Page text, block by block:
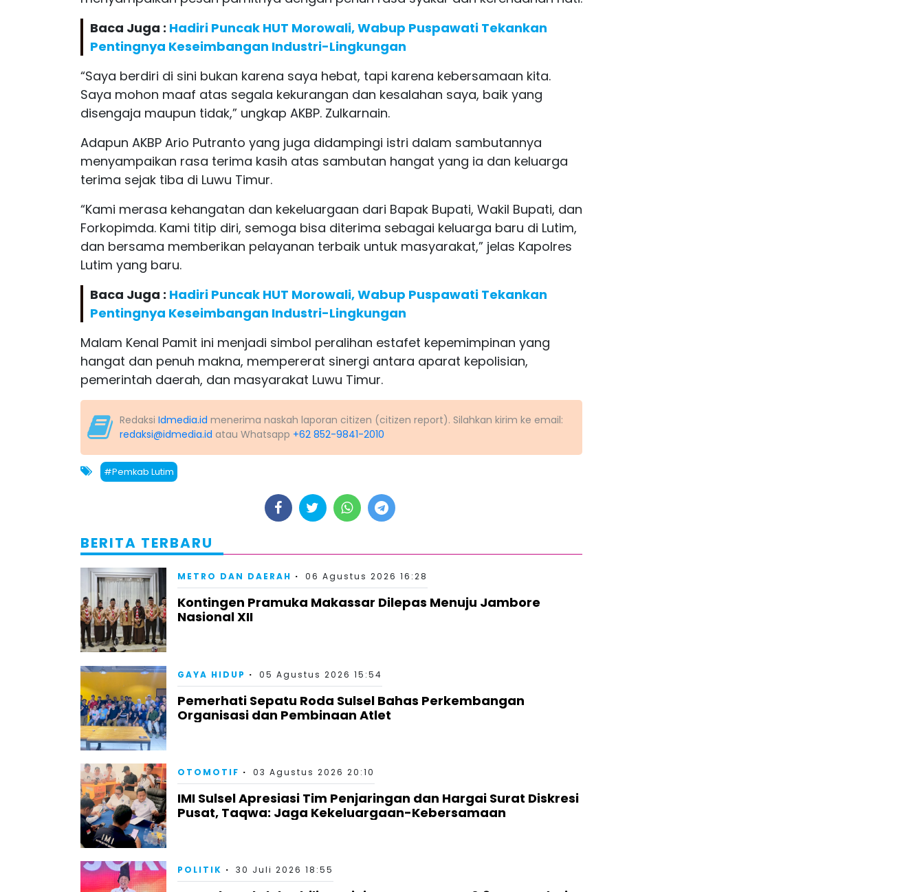
Baca Juga : Hadiri Puncak HUT Morowali, Wabup Puspawati Tekankan
Pentingnya Keseimbangan Industri-Lingkungan
“Saya berdiri di sini bukan karena saya hebat, tapi karena kebersamaan kita.
Saya mohon maaf atas segala kekurangan dan kesalahan saya, baik yang
disengaja maupun tidak,” ungkap AKBP. Zulkarnain.
Adapun AKBP Ario Putranto yang juga didampingi istri dalam sambutannya
menyampaikan rasa terima kasih atas sambutan hangat yang ia dan keluarga
terima sejak tiba di Luwu Timur.
“Kami merasa kehangatan dan kekeluargaan dari Bapak Bupati, Wakil Bupati, dan
Forkopimda. Kami titip diri, semoga bisa diterima sebagai keluarga baru di Lutim,
dan bersama memberikan pelayanan terbaik untuk masyarakat,” jelas Kapolres
Lutim yang baru.
Baca Juga : Hadiri Puncak HUT Morowali, Wabup Puspawati Tekankan
Pentingnya Keseimbangan Industri-Lingkungan
Malam Kenal Pamit ini menjadi simbol peralihan estafet kepemimpinan yang
hangat dan penuh makna, mempererat sinergi antara aparat kepolisian,
pemerintah daerah, dan masyarakat Luwu Timur.
Redaksi Idmedia.id menerima naskah laporan citizen (citizen report). Silahkan kirim ke email:
redaksi@idmedia.id atau Whatsapp +62 852-9841-2010
#Pemkab Lutim
BERITA TERBARU
METRO DAN DAERAH 06 Agustus 2026 16:28
Kontingen Pramuka Makassar Dilepas Menuju Jambore
Nasional XII
GAYA HIDUP 05 Agustus 2026 15:54
Pemerhati Sepatu Roda Sulsel Bahas Perkembangan
Organisasi dan Pembinaan Atlet
OTOMOTIF 03 Agustus 2026 20:10
IMI Sulsel Apresiasi Tim Penjaringan dan Hargai Surat Diskresi
Pusat, Taqwa: Jaga Kekeluargaan-Kebersamaan
POLITIK 30 Juli 2026 18:55